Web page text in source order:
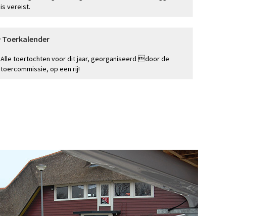
is vereist.
Toerkalender
Alle toertochten voor dit jaar, georganiseerd door de
toercommissie, op een rij!